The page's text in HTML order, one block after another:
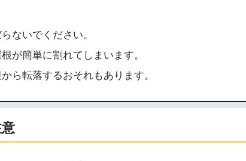
ないでください。
が簡単に割れてしまいます。
ら転落するおそれもあります。